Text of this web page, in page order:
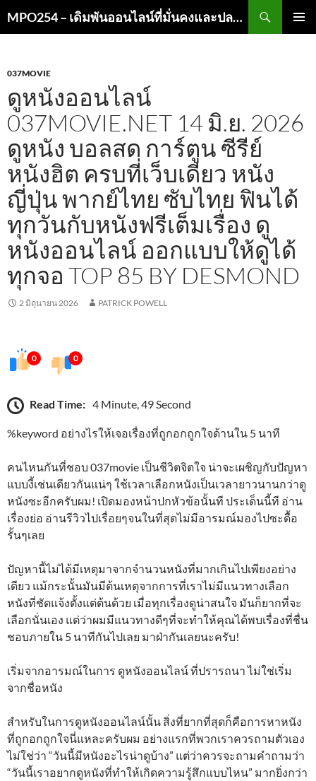
MPO254 – เดิมพันออนไลน์ที่มั่นคงและปลอดภัย
เนื้อหา
037MOVIE
ดูหนังออนไลน์
037MOVIE.NET 14 มิ.ย. 2026
ดูหนัง บอลสด การ์ตูน ซีรีย์
หนังฮิต ครบที่เว็บเดียว หนัง
ญี่ปุ่น พากย์ไทย ซับไทย ฟินได้
ทุกวันกับหนังฟรีเต็มเรื่อง ดู
หนังออนไลน์ ออกแบบให้ดูได้
ทุกจอ TOP 85 BY DESMOND
2 มิถุนายน 2026 PATRICK POWELL
0 0
Read Time: 4 Minute, 49 Second
%keyword อย่างไรให้เจอเรื่องที่ถูกอกถูกใจด้านใน 5 นาที
คนไหนกันที่ชอบ 037movie เป็นชีวิตจิตใจ น่าจะเผชิญกับปัญหา
แบบงี้เช่นเดียวกันแน่ๆ ใช้เวลาเลือกหนังเป็นเวลายาวนานกว่าดู
หนังซะอีกครับผม! เปิดมองหน้าปกหัวข้อนั้นที ประเด็นนี้ที อ่าน
เรื่องย่อ อ่านรีวิวไปเรื่อยๆจนในที่สุดไม่มีอารมณ์มองไปซะดื้อ
รั้นๆเลย
ปัญหานี้ไม่ได้มีเหตุมาจากจำนวนหนังที่มากเกินไปเพียงอย่าง
เดียว แม้กระนั้นมันมีต้นเหตุจากการที่เราไม่มีแนวทางเลือก
หนังที่ชัดแจ้งตั้งแต่ต้นด้วย เมื่อทุกเรื่องดูน่าสนใจ มันก็ยากที่จะ
เลือกนั่นเอง แต่ว่าผมมีแนวทางดีๆที่จะทำให้คุณได้พบเรื่องที่ชื่น
ชอบภายใน 5 นาทีกันไปเลย มาฝ่ากันเลยนะครับ!
เริ่มจากอารมณ์ในการ ดูหนังออนไลน์ ที่ปรารถนา ไม่ใช่เริ่ม
จากชื่อหนัง
สำหรับในการดูหนังออนไลน์นั้น สิ่งที่ยากที่สุดก็คือการหาหนัง
ที่ถูกอกถูกใจนี่แหละครับผม อย่างแรกที่พวกเราควรถามตัวเอง
ไม่ใช่ว่า “วันนี้มีหนังอะไรน่าดูบ้าง” แต่ว่าควรจะถามคำถามว่า
“วันนี้เราอยากดูหนังที่ทำให้เกิดความรู้สึกแบบไหน” มากยิ่งกว่า